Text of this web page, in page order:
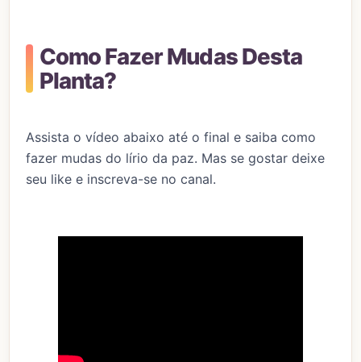
Como Fazer Mudas Desta
Planta?
Assista o vídeo abaixo até o final e saiba como
fazer mudas do lírio da paz. Mas se gostar deixe
seu like e inscreva-se no canal.